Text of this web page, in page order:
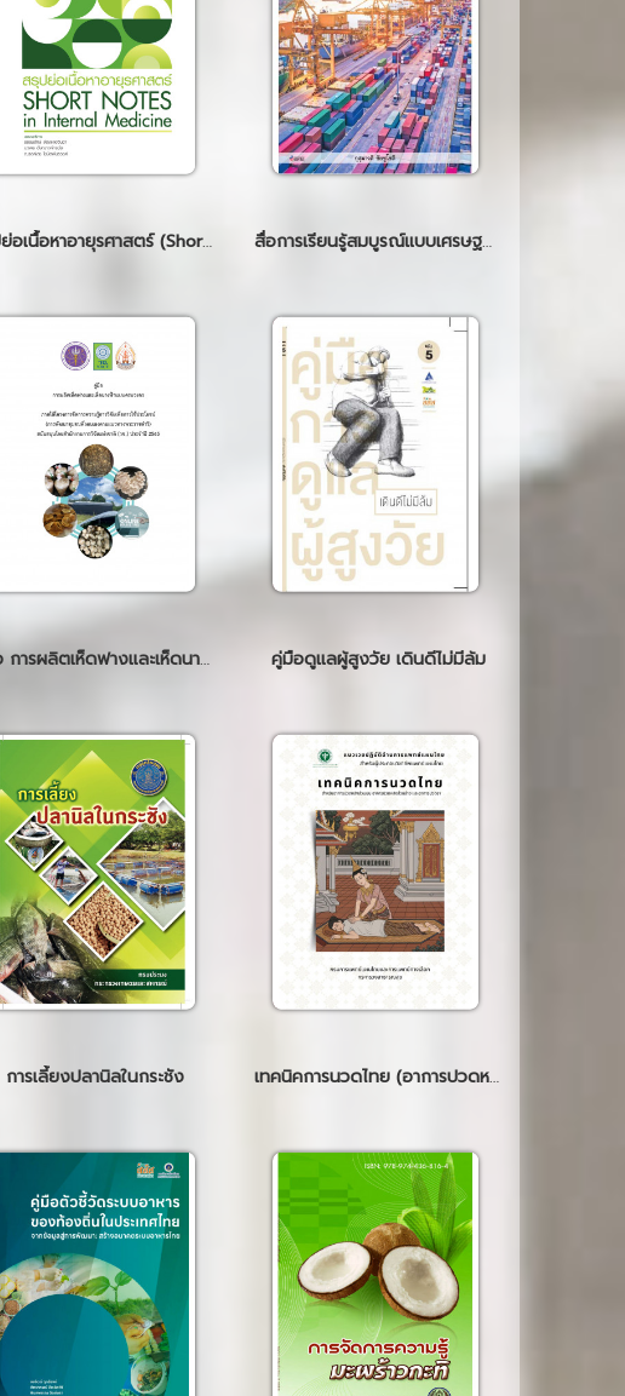
สรุปย่อเนื้อหาอายุรศาสตร์ (Short notes in internal medicine) สื่อการเรียนรู้สมบูรณ์แบบเศรษฐศาสตร์ ม.3
คู่มือ การผลิตเห็ดฟางและเห็ดนางฟ้าแบบครบวงจร คู่มือดูแลผู้สูงวัย เดินดีไม่มีล้ม
การเลี้ยงปลานิลในกระชัง เทคนิคการนวดไทย (อาการปวดหลังส่วนบน หลังส่วนล่าง และขา)